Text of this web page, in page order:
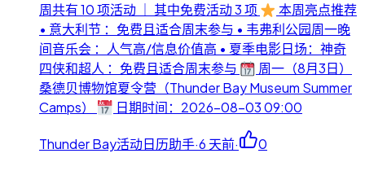
周共有 10 项活动 ｜ 其中免费活动 3 项
本周亮点推荐
• 意大利节 ：免费且适合周末参与 • 韦弗利公园周一晚
间音乐会 ：人气高/信息价值高 • 夏季电影日场：神奇
四侠和超人 ：免费且适合周末参与
周一（8月3日）
桑德贝博物馆夏令营（Thunder Bay Museum Summer
Camps）
日期时间：2026-08-03 09:00
Thunder Bay活动日历助手·6 天前· 0